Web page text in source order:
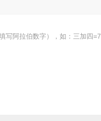
写阿拉伯数字），如：三加四=7